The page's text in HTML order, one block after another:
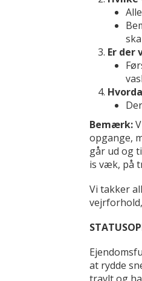
Er der
Bemærk:
opgange,
går ud og
is væk, på
Vi takker
at rydde